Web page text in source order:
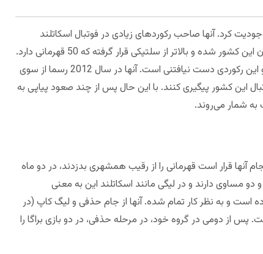
موجودیت کرد. آنها صاحب رکوردهای زیادی در فوتبال اسکاتلند
هستند که مهم‌ترین آنها بیشترین قهرمانی در لیگ اسکاتلند است. رنجرز 54 بار قهرمان این کشور شده و بالاتر از سلتیکی قرار گرفته که 50 قهرمانی دارد.
آنها در قهرمانی فصل 1898-99 خود با پیروزی در تمام مسابقات به قهرمانی رسیدند و این رکوردی دست نیافتنی است. آنها در سال 2012 رسما از سوی
کشور پیگیری کنند. با این حال پس از چند صعود پیاپی به
به شمار می‌روند.
قرار است قهرمانی را از رقیب همشهری بدزدند، در دو ماه
مساوی دارند و در لیگی مانند اسکاتلند این به معنی
لحظه با دو بازی کمتر، سلتیک 16 امتیاز پیش افتاده است و به نظر کار تمام شده. آنها از جام حذفی و لیگ کاپ (در
پس از دومی در گروه خود، در مرحله حذفی، در دو بازی براگا را